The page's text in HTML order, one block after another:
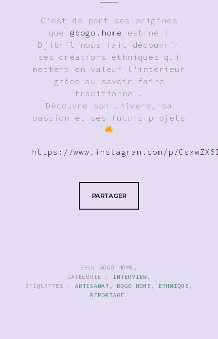
C’est de part ses origines
que @bogo.home est né !
Djibril nous fait découvrir
ses créations ethniques qui
mettent en valeur l’intérieur
grâce au savoir faire
traditionnel.
Découvre son univers, sa
passion et ses futurs projets
https://www.instagram.com/p/
PARTAGER
SKU: BOGO HOME .
CATÉGORIE : INTERVIEW .
ÉTIQUETTES : ARTISANAT , BOGO HOME , ETHNIQUE ,
REPORTAGE .